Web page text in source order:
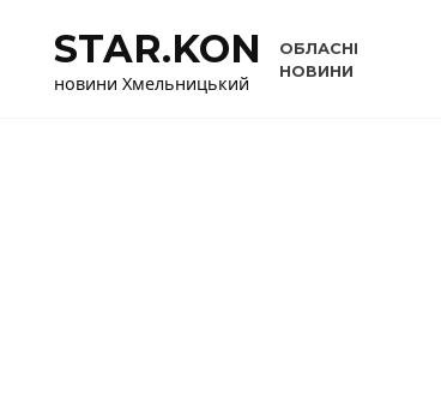
вмістуSTAR.KON
новини Хмельницький
ОБЛАСНІ
НОВИНИ